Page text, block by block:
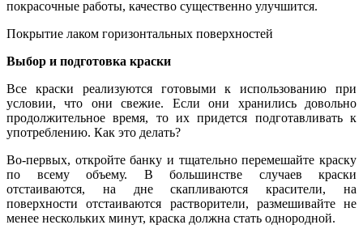
покрасочные работы, качество существенно улучшится.
Покрытие лаком горизонтальных поверхностей
Выбор и подготовка краски
Все краски реализуются готовыми к использованию при
условии, что они свежие. Если они хранились довольно
продолжительное время, то их придется подготавливать к
употреблению. Как это делать?
Во-первых, откройте банку и тщательно перемешайте краску
по всему объему. В большинстве случаев краски
отстаиваются, на дне скапливаются красители, на
поверхности отстаиваются растворители, размешивайте не
менее нескольких минут, краска должна стать однородной.